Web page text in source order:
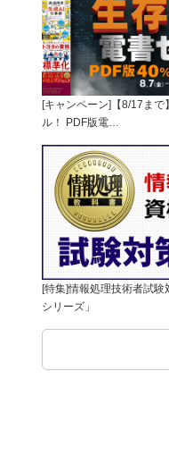
[キャンペーン]【8/17ま
ル！ PDF版電…
[特集]情報処理技術者試
シリーズ」